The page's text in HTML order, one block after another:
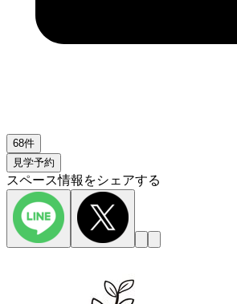
68件
見学予約
スペース情報をシェアする